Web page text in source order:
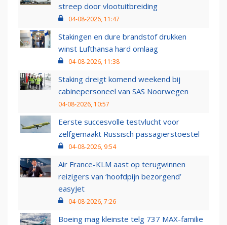
streep door vlootuitbreiding
04-08-2026, 11:47
Stakingen en dure brandstof drukken
winst Lufthansa hard omlaag
04-08-2026, 11:38
Staking dreigt komend weekend bij
cabinepersoneel van SAS Noorwegen
04-08-2026, 10:57
Eerste succesvolle testvlucht voor
zelfgemaakt Russisch passagierstoestel
04-08-2026, 9:54
Air France-KLM aast op terugwinnen
reizigers van ‘hoofdpijn bezorgend’
easyJet
04-08-2026, 7:26
Boeing mag kleinste telg 737 MAX-familie